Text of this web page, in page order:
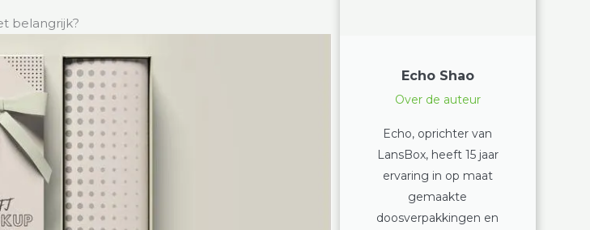
belangrijk?
Echo Shao
Over de auteur
Echo, oprichter van
LansBox, heeft 15 jaar
ervaring in op maat
gemaakte
doosverpakkingen en